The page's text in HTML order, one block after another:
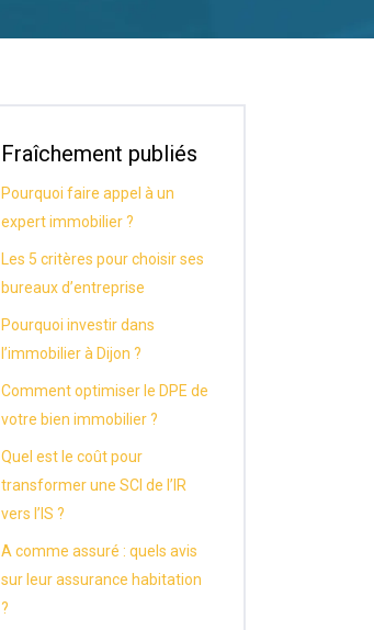
Fraîchement publiés
Pourquoi faire appel à un
expert immobilier ?
Les 5 critères pour choisir ses
bureaux d’entreprise
Pourquoi investir dans
l’immobilier à Dijon ?
Comment optimiser le DPE de
votre bien immobilier ?
Quel est le coût pour
transformer une SCI de l’IR
vers l’IS ?
A comme assuré : quels avis
sur leur assurance habitation
?